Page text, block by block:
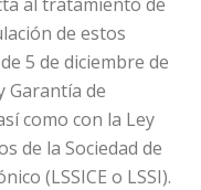
de estos
5 de diciembre de
Garantía de
como con la Ley
de la Sociedad de
(LSSICE o LSSI).